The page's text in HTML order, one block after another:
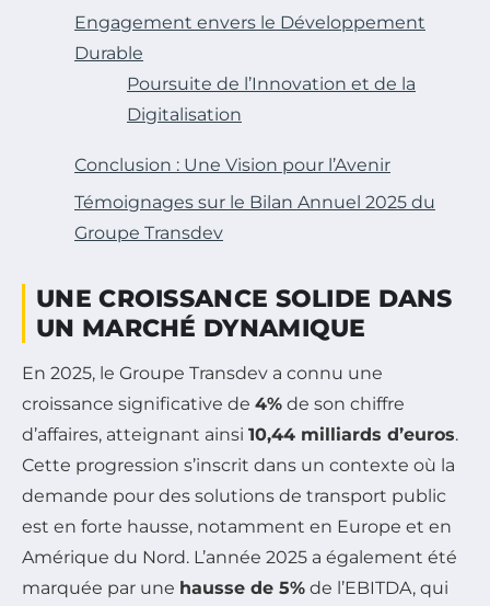
Engagement envers le Développement
Durable
Poursuite de l’Innovation et de la
Digitalisation
Conclusion : Une Vision pour l’Avenir
Témoignages sur le Bilan Annuel 2025 du
Groupe Transdev
UNE CROISSANCE SOLIDE DANS
UN MARCHÉ DYNAMIQUE
En 2025, le Groupe Transdev a connu une
croissance significative de 4% de son chiffre
d’affaires, atteignant ainsi 10,44 milliards d’euros.
Cette progression s’inscrit dans un contexte où la
demande pour des solutions de transport public
est en forte hausse, notamment en Europe et en
Amérique du Nord. L’année 2025 a également été
marquée par une hausse de 5% de l’EBITDA, qui